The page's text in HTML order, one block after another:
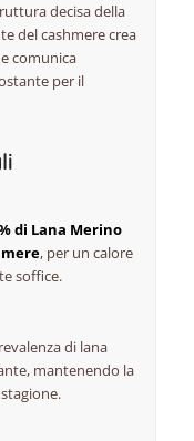
decisa della
del cashmere crea
comunica
per il
di Lana Merino
,per un calore
soffice.
di lana
mantenendo la